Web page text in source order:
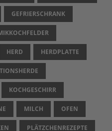
GEFRIERSCHRANK
HERD HERDPLATTE
KOCHGESCHIRR
MILCH OFEN
PLÄTZCHENREZEPTE